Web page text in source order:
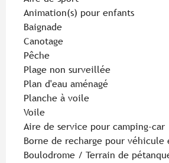
Animation(s) pour enfants
Baignade
Canotage
Pêche
Plage non surveillée
Plan d'eau aménagé
Planche à voile
Voile
Aire de service pour camping-car
Borne de recharge pour
Boulodrome / Terrain de